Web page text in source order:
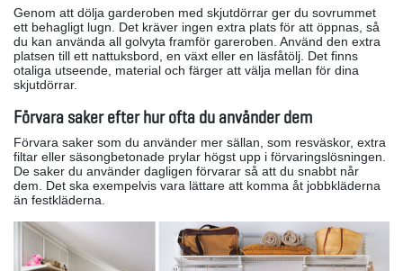
Genom att dölja garderoben med skjutdörrar ger du sovrummet
ett behagligt lugn. Det kräver ingen extra plats för att öppnas, så
du kan använda all golvyta framför gareroben. Använd den extra
platsen till ett nattuksbord, en växt eller en läsfåtölj. Det finns
otaliga utseende, material och färger att välja mellan för dina
skjutdörrar.
Förvara saker efter hur ofta du använder dem
Förvara saker som du använder mer sällan, som resväskor, extra
filtar eller säsongbetonade prylar högst upp i förvaringslösningen.
De saker du använder dagligen förvarar så att du snabbt når
dem. Det ska exempelvis vara lättare att komma åt jobbkläderna
än festkläderna.